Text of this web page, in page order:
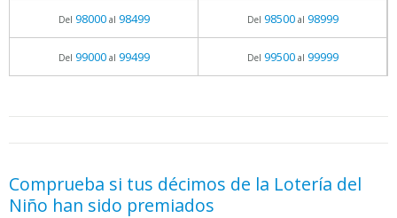
Del 98000al 98499 Del 98500al 98999
Del 99000al 99499 Del 99500al 99999
Comprueba si tus décimos de la Lotería del
Niño han sido premiados